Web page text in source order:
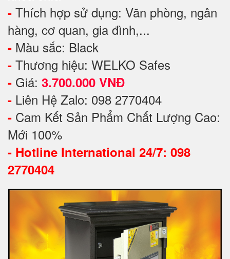
- Thích hợp sử dụng: Văn phòng, ngân
hàng, cơ quan, gia đình,...
- Màu sắc: Black
- Thương hiệu: WELKO Safes
- Giá: 3.700.000 VNĐ
- Liên Hệ Zalo: 098 2770404
- Cam Kết Sản Phẩm Chất Lượng Cao:
Mới 100%
- Hotline International 24/7: 098
2770404